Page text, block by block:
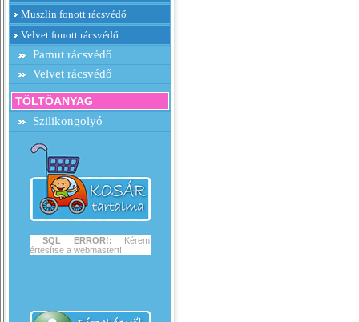
Muszlin fonott rácsvédő
Velvet fonott rácsvédő
Pamut rácsvédő
Velvet rácsvédő
TÖLTŐANYAG
Szilikongolyó
SQL ERROR!: Kérem
értesítse a webmastert!